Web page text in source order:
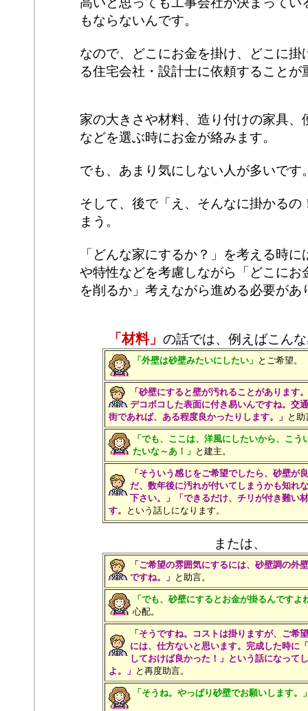
もならないんです。
なので、どこにお金を掛け、どこに掛
る住宅会社・設計士に依頼することが
家の大きさや材料、造り付けの家具、
などを選ぶ時にお金が絡みます。
でも、あまり気にしない人が多いです
そして、後で「え、そんなに掛かるの
まう。
「どんな家にするか？」を考える時
や特性などを考慮しながら「どこにお
を削るか」考えながら進める必要があ
「材料」 の話では、例えばこん
「外壁は砂壁みたいにしたい」 とご希望。
「砂壁にすると壁が汚れることがあります
デコボコした表面に付き易いんですね。交
街であれば、ある程度良かったりします。」 と助
「でも、ここは、洋風にしたいから、こう
たいな～あ！」 と建主。
「そういう感じをご希望でしたら、砂壁が
だ、数年後に汚れが付いてしまうかも知れ
下さい。」「できるだけ、チリが付き難い
す。
という話しになります。
または、
「ご希望の雰囲気にするには、砂壁調の外
ですね。」 と助言。
「でも、砂壁にするとお金が掛るんですよ
心配。
「そうですね。コストは掛りますが、ご希
には、仕方ないと思います。完成した時に
しておけば良かった！」という話になって
よ。」 と再度助言。
「そうね。やっぱり砂壁でお願いします。